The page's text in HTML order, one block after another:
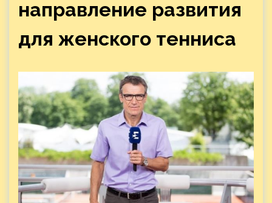
направление развития
для женского тенниса